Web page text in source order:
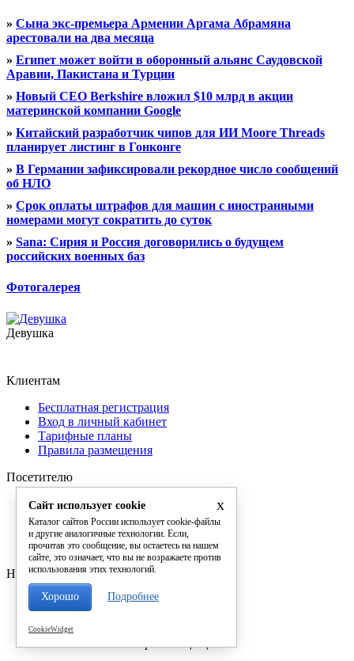
» Сына экс-премьера Армении Аргама Абрамяна
арестовали на два месяца
» Египет может войти в оборонный альянс Саудовской
Аравии, Пакистана и Турции
» Новый CEO Berkshire вложил $10 млрд в акции
материнской компании Google
» Китайский разработчик чипов для ИИ Moore Threads
планирует листинг в Гонконге
» В Германии зафиксировали рекордное число сообщений
об НЛО
» Срок оплаты штрафов для машин с иностранными
номерами могут сократить до суток
» Sana: Сирия и Россия договорились о будущем
российских военных баз
Фотогалерея
Девушка
Клиентам
Бесплатная регистрация
Вход в личный кабинет
Тарифные планы
Правила размещения
Посетителю
Рейтинг фирм
Расширенный поиск
Рейтинг сайтов
Конфиденциальность
Наши контакты
Обратная связь
Телефон: +7 (905) 337-01-13
Email: support@directory-russia.ru
x
Сайт использует cookie
Каталог сайтов России использует cookie-файлы
и другие аналогичные технологии. Если,
прочитав это сообщение, вы остаетесь на нашем
сайте, это означает, что вы не возражаете против
использования этих технологий.
Хорошо Подробнее
CookieWidget